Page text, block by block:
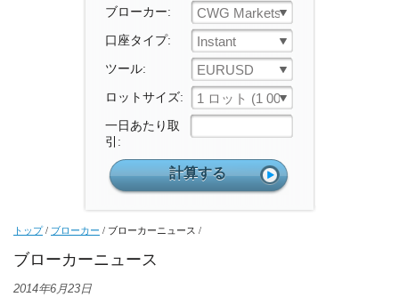
ブローカー: CWG Markets
口座タイプ: Instant
ツール: EURUSD
ロットサイズ: 1 ロット (1 000 ユニット)
一日あたり取
引:
トップ/ ブローカー / ブローカーニュース /
ブローカーニュース
2014年6月23日